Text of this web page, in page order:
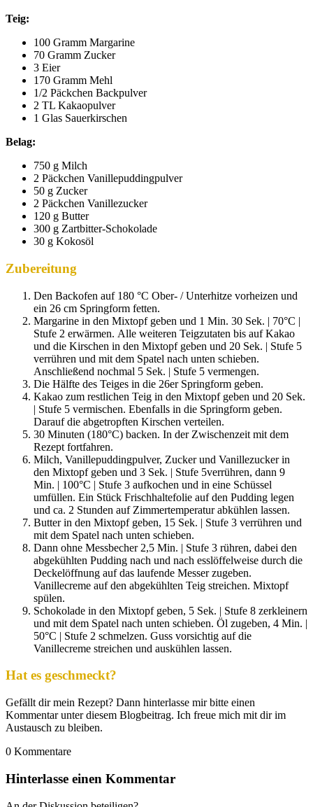
Teig:
100 Gramm Margarine
70 Gramm Zucker
3 Eier
170 Gramm Mehl
1/2 Päckchen Backpulver
2 TL Kakaopulver
1 Glas Sauerkirschen
Belag:
750 g Milch
2 Päckchen Vanillepuddingpulver
50 g Zucker
2 Päckchen Vanillezucker
120 g Butter
300 g Zartbitter-Schokolade
30 g Kokosöl
Zubereitung
Den Backofen auf 180 °C Ober- / Unterhitze vorheizen und
ein 26 cm Springform fetten.
Margarine in den Mixtopf geben und 1 Min. 30 Sek. | 70°C |
Stufe 2 erwärmen. Alle weiteren Teigzutaten bis auf Kakao
und die Kirschen in den Mixtopf geben und 20 Sek. | Stufe 5
verrühren und mit dem Spatel nach unten schieben.
Anschließend nochmal 5 Sek. | Stufe 5 vermengen.
Die Hälfte des Teiges in die 26er Springform geben.
Kakao zum restlichen Teig in den Mixtopf geben und 20 Sek.
| Stufe 5 vermischen. Ebenfalls in die Springform geben.
Darauf die abgetropften Kirschen verteilen.
30 Minuten (180°C) backen. In der Zwischenzeit mit dem
Rezept fortfahren.
Milch, Vanillepuddingpulver, Zucker und Vanillezucker in
den Mixtopf geben und 3 Sek. | Stufe 5verrühren, dann 9
Min. | 100°C | Stufe 3 aufkochen und in eine Schüssel
umfüllen. Ein Stück Frischhaltefolie auf den Pudding legen
und ca. 2 Stunden auf Zimmertemperatur abkühlen lassen.
Butter in den Mixtopf geben, 15 Sek. | Stufe 3 verrühren und
mit dem Spatel nach unten schieben.
Dann ohne Messbecher 2,5 Min. | Stufe 3 rühren, dabei den
abgekühlten Pudding nach und nach esslöffelweise durch die
Deckelöffnung auf das laufende Messer zugeben.
Vanillecreme auf den abgekühlten Teig streichen. Mixtopf
spülen.
Schokolade in den Mixtopf geben, 5 Sek. | Stufe 8 zerkleinern
und mit dem Spatel nach unten schieben. Öl zugeben, 4 Min. |
50°C | Stufe 2 schmelzen. Guss vorsichtig auf die
Vanillecreme streichen und auskühlen lassen.
Hat es geschmeckt?
Gefällt dir mein Rezept? Dann hinterlasse mir bitte einen
Kommentar unter diesem Blogbeitrag. Ich freue mich mit dir im
Austausch zu bleiben.
0 Kommentare
Hinterlasse einen Kommentar